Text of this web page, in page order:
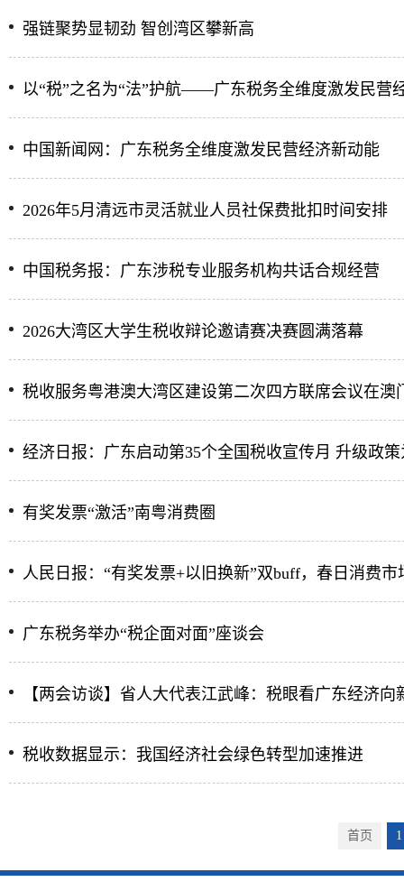
强链聚势显韧劲 智创湾区攀新高
以“税”之名为“法”护航——广东税务全维度激发民营
中国新闻网：广东税务全维度激发民营经济新动能
2026年5月清远市灵活就业人员社保费批扣时间安排
中国税务报：广东涉税专业服务机构共话合规经营
2026大湾区大学生税收辩论邀请赛决赛圆满落幕
税收服务粤港澳大湾区建设第二次四方联席会议在澳
经济日报：广东启动第35个全国税收宣传月 升级政
有奖发票“激活”南粤消费圈
人民日报：“有奖发票+以旧换新”双buff，春日消费市
广东税务举办“税企面对面”座谈会
【两会访谈】省人大代表江武峰：税眼看广东经济向
税收数据显示：我国经济社会绿色转型加速推进
首页 1